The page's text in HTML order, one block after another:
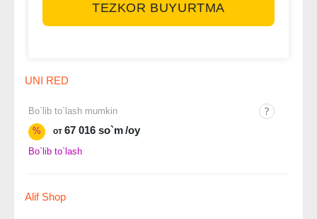
TEZKOR BUYURTMA
UNI RED
Bo`lib to`lash mumkin
%
от 67 016 so`m/oy
Bo`lib to`lash
Alif Shop